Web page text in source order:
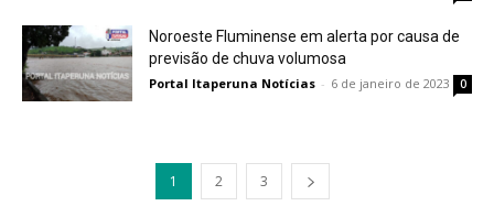
Noroeste Fluminense em alerta por causa de
previsão de chuva volumosa
Portal Itaperuna Notícias - 6 de janeiro de 2023 0
1 2 3